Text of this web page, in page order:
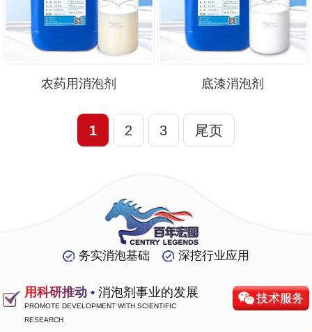
农药用消泡剂 底漆消泡剂
1 2 3 尾页
务实消泡基础 深挖行业应用
用科研推动 • 消泡剂事业的发展
PROMOTE DEVELOPMENT WITH SCIENTIFIC
RESEARCH
技术服务